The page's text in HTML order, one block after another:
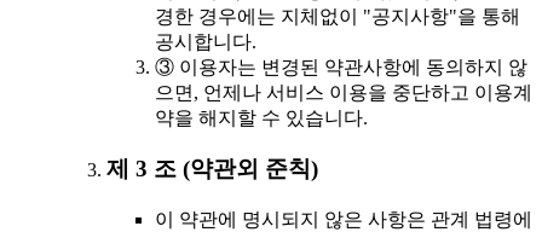
경한 경우에는 지체없이 "공지사항"을 통해
공시합니다.
③ 이용자는 변경된 약관사항에 동의하지 않
으면, 언제나 서비스 이용을 중단하고 이용계
약을 해지할 수 있습니다.
제 3 조 (약관외 준칙)
이 약관에 명시되지 않은 사항은 관계 법령에